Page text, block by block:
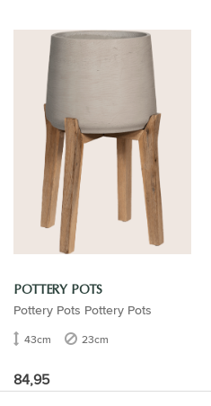
POTTERY POTS
Pottery Pots Pottery Pots
43cm 23cm
84,95